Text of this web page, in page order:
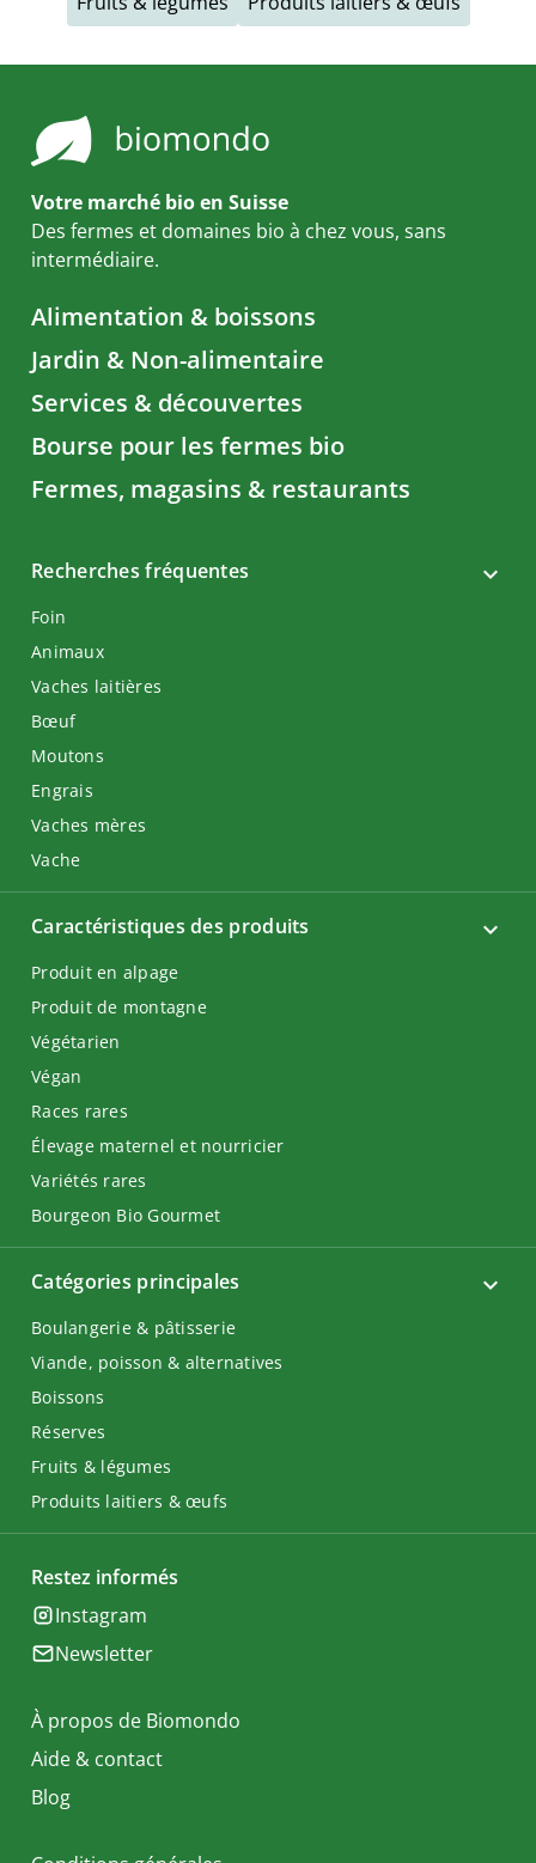
Votre marché bio en Suisse
Des fermes et domaines bio à chez vous, sans
intermédiaire.
Alimentation & boissons
Jardin & Non-alimentaire
Services & découvertes
Bourse pour les fermes bio
Fermes, magasins & restaurants
Recherches fréquentes
Foin
Animaux
Vaches laitières
Bœuf
Moutons
Engrais
Vaches mères
Vache
Catégories principales
Boulangerie & pâtisserie
Viande, poisson & alternatives
Boissons
Réserves
Fruits & légumes
Produits laitiers & œufs
Caractéristiques des produits
Produit en alpage
Produit de montagne
Végétarien
Végan
Races rares
Élevage maternel et nourricier
Variétés rares
Bourgeon Bio Gourmet
Restez informés
Instagram
Newsletter
À propos de Biomondo
Aide & contact
Blog